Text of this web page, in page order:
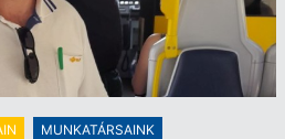
MUNKATÁRSAINK